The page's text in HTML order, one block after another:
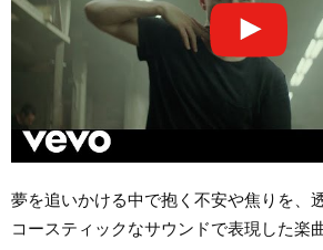
夢を追いかける中で抱く不安や焦りを、
コースティックなサウンドで表現した楽